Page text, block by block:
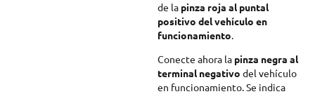
de la pinza roja al puntal
positivo del vehículo en
funcionamiento
Conecte ahora la pinza negra al
terminal negativo del vehículo
en funcionamiento. Se indica